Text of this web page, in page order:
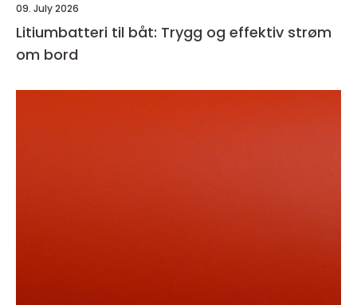
09. July 2026
Litiumbatteri til båt: Trygg og effektiv strøm
om bord